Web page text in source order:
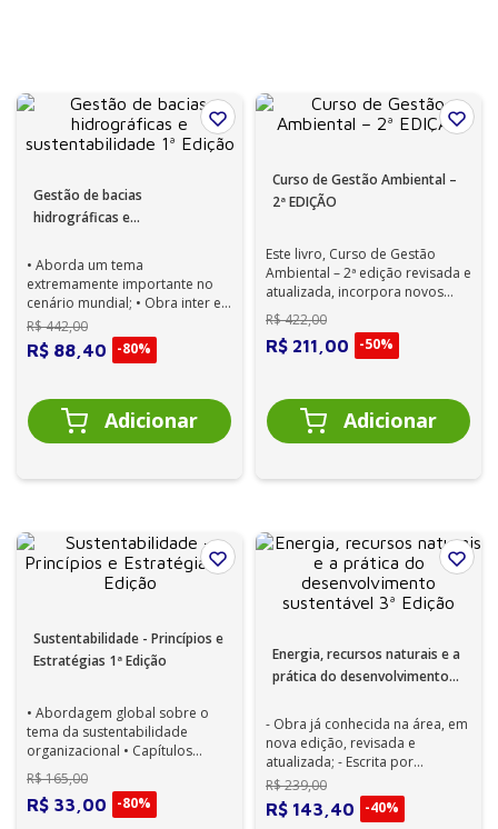
Gestão de bacias
hidrográficas e
• Aborda um tema
extremamente importante no
cenário mundial; • Obra inter e
multidisciplinar, escrita por
renomados au...
R$442,00
R$ 88 40 -80%
Curso de Gestão Ambiental –
2ª EDIÇÃO
Este livro, Curso de Gestão
Ambiental – 2ª edição revisada e
atualizada, incorpora novos
capítulos que contribuem para
a...
R$422,00
R$ 211 00 -50%
Sustentabilidade - Princípios e
Estratégias 1ª Edição
• Abordagem global sobre o
tema da sustentabilidade
organizacional • Capítulos
escritos por renomados
autores • Tema d...
R$165,00
R$ 33 00 -80%
Energia, recursos naturais e a
prática do desenvolvimento
- Obra já conhecida na área, em
nova edição, revisada e
atualizada; - Escrita por
renomados autores, em
linguagem didát...
R$239,00
R$ 143 40 -40%